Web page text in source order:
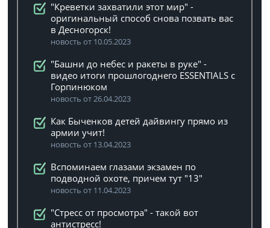
"Креветки захватили этот мир" -
оригинальный способ снова позвать вас
в Десногорск!
новость от 10.05.2023
"Башни до небес и ракеты в руке" -
видео итоги прошлогоднего ESSENTIALS с
Горпинюком
новость от 26.04.2023
Как Быченков детей дайвингу прямо из
армии учит!
новость от 13.04.2023
Вспоминаем глазами экзамен по
подводной охоте, причем тут "13"
новость от 11.04.2023
"Стресс от просмотра" - такой вот
антистресс!